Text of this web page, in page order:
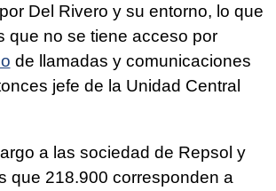
Del Rivero y su entorno, lo que
que no se tiene acceso por
de llamadas y comunicaciones
jefe de la Unidad Central
a las sociedad de Repsol y
que 218.900 corresponden a